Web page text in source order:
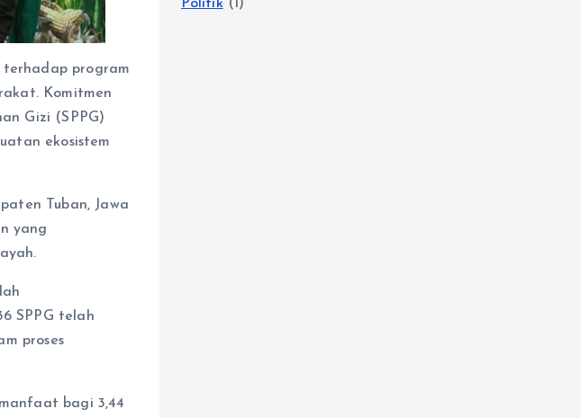
terhadap program
Komitmen
Gizi (SPPG)
ekosistem
Tuban, Jawa
yang
SPPG telah
proses
bagi 3,44
Politik (1)